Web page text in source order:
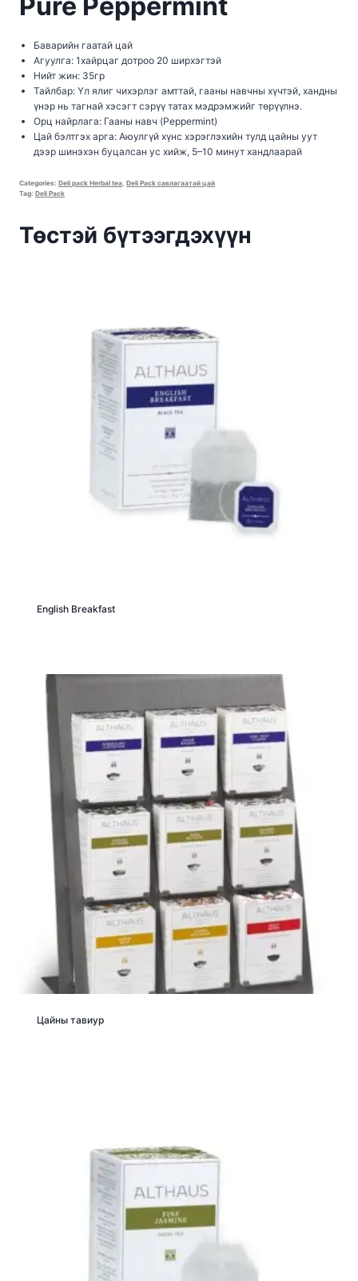
Баварийн гаатай цай
Агуулга: 1хайрцаг дотроо 20 ширхэгтэй
Нийт жин: 35гр
Тайлбар: Үл ялиг чихэрлэг амттай, гааны навчны хүчтэй, хандны
үнэр нь тагнай хэсэгт сэрүү татах мэдрэмжийг төрүүлнэ.
Орц найрлага: Гааны навч (Peppermint)
Цай бэлтгэх арга: Аюулгүй хүнс хэрэглэхийн тулд цайны уут
дээр шинэхэн буцалсан ус хийж, 5–10 минут хандлаарай
Categories: Deli pack Herbal tea, Deli Pack савлагаатай цай
Tag: Deli Pack
Төстэй бүтээгдэхүүн
English Breakfast
Цайны тавиур